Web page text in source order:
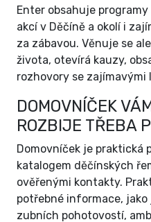
Enter obsahuje
akcí v Děčíně a okolí i
za zábavou. Věnuje se
života, otevírá kauzy,
rozhovory se zajímavými
DOMOVNÍČEK
ROZBIJE TŘEBA
Domovníček je praktická
katalogem děčínských
ověřenými kontakty.
potřebné informace,
zubních pohotovostí,